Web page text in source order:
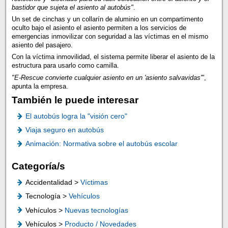
bastidor que sujeta el asiento al autobús".
Un set de cinchas y un collarín de aluminio en un compartimento
oculto bajo el asiento el asiento permiten a los servicios de
emergencias inmovilizar con seguridad a las víctimas en el mismo
asiento del pasajero.
Con la víctima inmovilidad, el sistema permite liberar el asiento de la
estructura para usarlo como camilla.
"E-Rescue convierte cualquier asiento en un 'asiento salvavidas'",
apunta la empresa.
También le puede interesar
El autobús logra la "visión cero"
Viaja seguro en autobús
Animación: Normativa sobre el autobús escolar
Categoría/s
Accidentalidad > Víctimas
Tecnología > Vehículos
Vehículos > Nuevas tecnologías
Vehículos > Producto / Novedades